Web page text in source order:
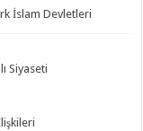
İslam Devletleri
Siyaseti